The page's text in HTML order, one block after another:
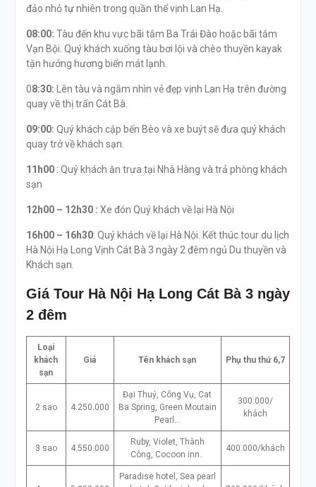
đảo nhỏ tự nhiên trong quần thể vịnh Lan Hạ.
08:00: Tàu đến khu vực bãi tắm Ba Trái Đào hoặc bãi tắm
Vạn Bội. Quý khách xuống tàu bơi lội và chèo thuyền kayak
tận hưởng hương biển mát lạnh.
08:30:
Lên tàu và ngắm nhìn vẻ đẹp vịnh Lan Hạ trên đường
quay về thị trấn Cát Bà.
09:00: Quý khách cập bến Bèo và xe buýt sẽ đưa quý khách
quay trở về khách sạn.
11h00 : Quý khách ăn trưa tại Nhà Hàng và trả phòng khách
sạn
12h00 – 12h30 : Xe đón Quý khách về lại Hà Nội
16h00 – 16h30: Quý khách về lại Hà Nội. Kết thúc tour du lịch
Hà Nội Hạ Long Vịnh Cát Bà 3 ngày 2 đêm ngủ Du thuyền và
Khách sạn.
Giá Tour Hà Nội Hạ Long Cát Bà 3 ngày
2 đêm
Loại
khách
sạn
Giá Tên khách sạn Phụ thu thứ 6,7
2 sao 4.250.000
Đại Thuỷ, Công Vụ, Cat
Ba Spring, Green Moutain
Pearl…
300.000/
khách
3 sao 4.550.000
Ruby, Violet, Thành
Công, Cocoon inn..
400.000/khách
Paradise hotel, Sea pearl